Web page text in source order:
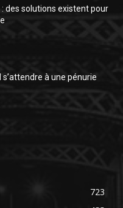
des solutions existent pour
s’attendre à une pénurie
723